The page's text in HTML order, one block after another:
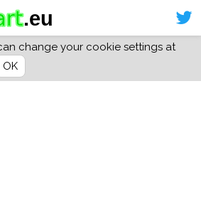
change your cookie settings at
OK